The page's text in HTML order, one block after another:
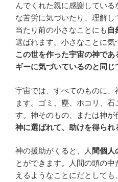
んでくれた親に感謝してい
な苦労に気づいたり、理解し
当たり前の小さなことにも 自
選ばれます。小さなことに気
この世を作った宇宙の神で
ギーに気づいているのと同じ
宇宙では、すべてのものに
ます。ゴミ、塵、ホコリ、
す。神そのもの、または神が
神に選ばれて、助けを得られ
神の援助がくると、人 間個人
とができます。人間の頭の
えるようなことにだとして